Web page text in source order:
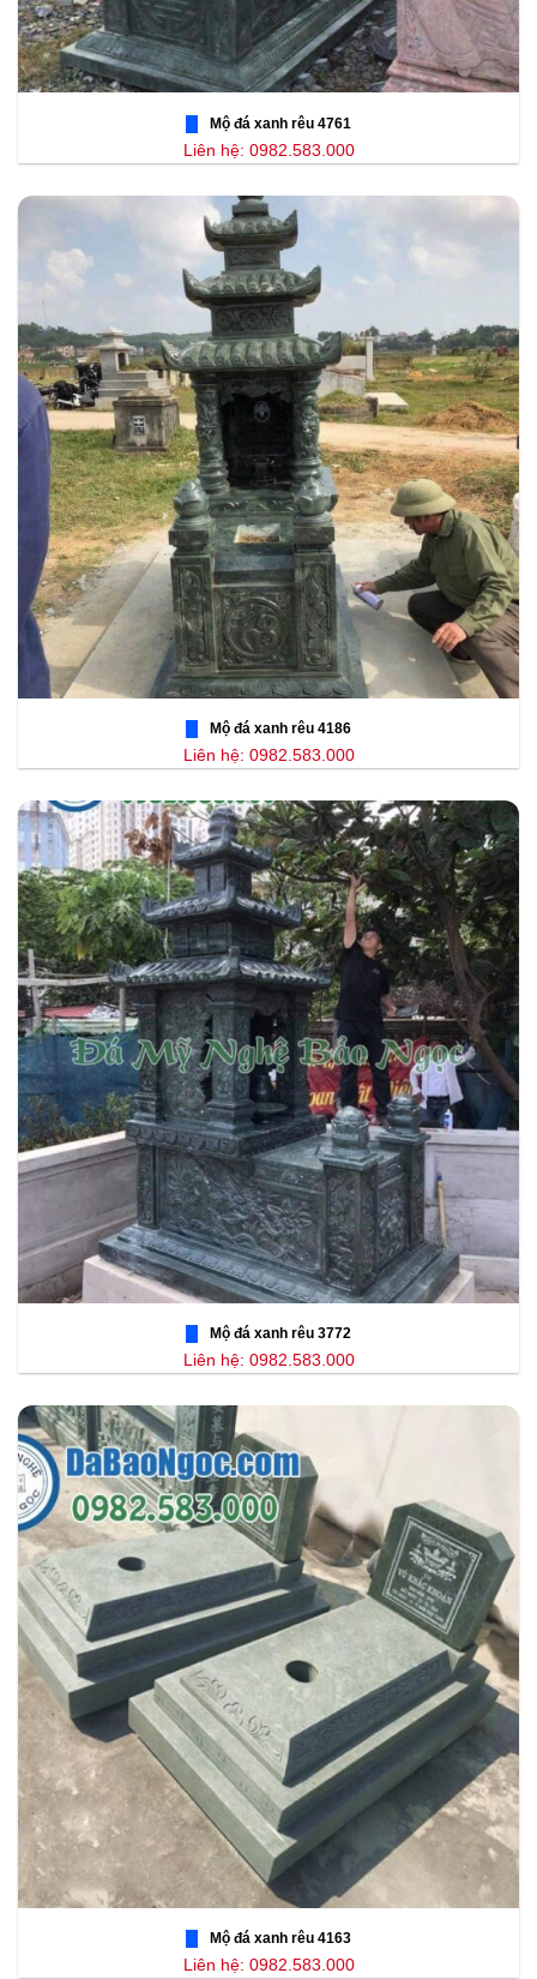
Mộ đá xanh rêu 4761
Liên hệ: 0982.583.000
Mộ đá xanh rêu 4186
Liên hệ: 0982.583.000
Mộ đá xanh rêu 3772
Liên hệ: 0982.583.000
Mộ đá xanh rêu 4163
Liên hệ: 0982.583.000